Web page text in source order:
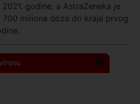
godine, a AstraZeneka je
miliona doza do kraja prvog